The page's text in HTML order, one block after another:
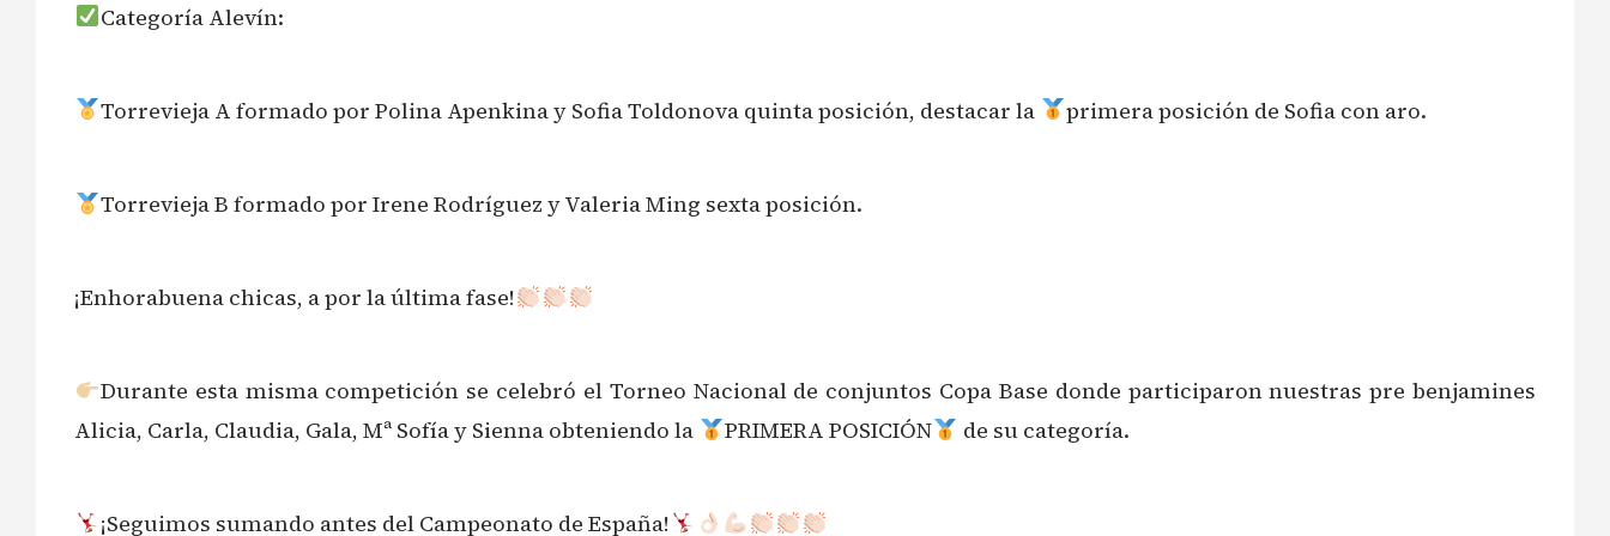
Categoría Alevín:
Torrevieja A formado por Polina Apenkina y Sofia Toldonova quinta posición, destacar la primera posición de Sofia con aro.
Torrevieja B formado por Irene Rodríguez y Valeria Ming sexta posición.
¡Enhorabuena chicas, a por la última fase!
Durante esta misma competición se celebró el Torneo Nacional de conjuntos Copa Base donde participaron nuestras pre benjamines
Alicia, Carla, Claudia, Gala, Mª Sofía y Sienna obteniendo la
PRIMERA POSICIÓN de su categoría.
¡Seguimos sumando antes del Campeonato de España!